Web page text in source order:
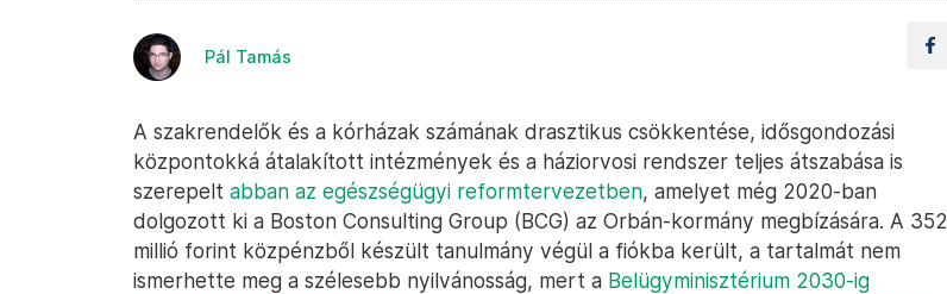
Pál Tamás
A szakrendelők és a kórházak számának drasztikus csökkentése, idősgondozási
központokká átalakított intézmények és a háziorvosi rendszer teljes átszabása is
szerepelt abban az egészségügyi reformtervezetben, amelyet még 2020-ban
dolgozott ki a Boston Consulting Group (BCG) az Orbán-kormány megbízására. A 352
millió forint közpénzből készült tanulmány végül a fiókba került, a tartalmát nem
ismerhette meg a szélesebb nyilvánosság, mert a Belügyminisztérium 2030-ig